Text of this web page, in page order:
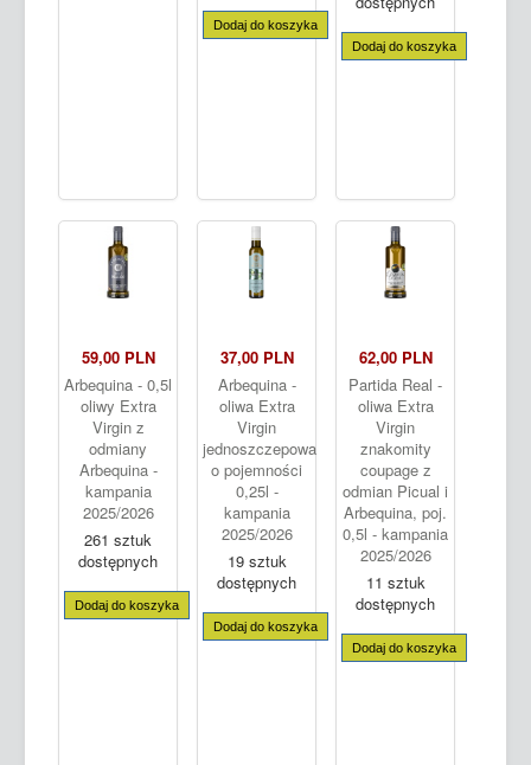
Dodaj do koszyka
Dodaj do koszyka
59,00 PLN
Arbequina - 0,5l
oliwy Extra
Virgin z
odmiany
Arbequina -
kampania
2025/2026
261 sztuk
dostępnych
Dodaj do koszyka
37,00 PLN
Arbequina -
oliwa Extra
Virgin
jednoszczepowa
o pojemności
0,25l -
kampania
2025/2026
19 sztuk
dostępnych
Dodaj do koszyka
62,00 PLN
Partida Real -
oliwa Extra
Virgin
znakomity
coupage z
odmian Picual i
Arbequina, poj.
0,5l - kampania
2025/2026
11 sztuk
dostępnych
Dodaj do koszyka